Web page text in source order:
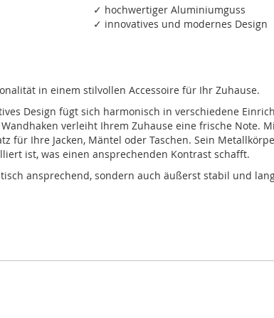
✓ hochwertiger Aluminiumguss
✓ innovatives und modernes Design
in einem stilvollen Accessoire für Ihr Zuhause.
Design fügt sich harmonisch in verschiedene
verleiht Ihrem Zuhause eine frische Note.
für Ihre Jacken, Mäntel oder Taschen. Sein
ist, was einen ansprechenden Kontrast schafft.
ansprechend, sondern auch äußerst stabil und